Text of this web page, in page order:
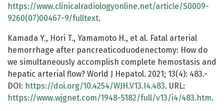
https://www.clinicalradiologyonline.net/article/S0009-
9260(07)00467-9/fulltext.
Kamada Y., Hori T., Yamamoto H., et al. Fatal arterial
hemorrhage after pancreaticoduodenectomy: How do
we simultaneously accomplish complete hemostasis and
hepatic arterial flow? World J Hepatol. 2021; 13(4): 483.-
DOI: https://doi.org/10.4254/WJH.V13.I4.483. URL:
https://www.wjgnet.com/1948-5182/full/v13/i4/483.htm.